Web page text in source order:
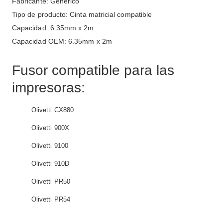
Tipo de producto: Cinta matricial compatible
Capacidad: 6.35mm x 2m
Capacidad OEM: 6.35mm x 2m
Fusor compatible para las
impresoras:
Olivetti CX880
Olivetti 900X
Olivetti 9100
Olivetti 910D
Olivetti PR50
Olivetti PR54